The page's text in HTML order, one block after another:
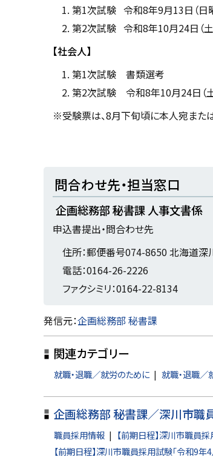
第1次試験 令和8年9月13日（
第2次試験 令和8年10月24日（
【社会人】
第1次試験 書類選考
第2次試験 令和8年10月24日（
※受験票は、8月下旬頃に本人宛また
ト
ッ
プ
に
問合わせ先・担当窓口
企画総務部 秘書課 人事文書係
申込書提出・問合わせ先
住所：郵便番号074-8650 北海道
電話：0164-26-2226
ファクシミリ：0164-22-8134
ト
ッ
プ
に
る
発信元：企画総務部 秘書課
関連カテゴリー
就職・退職／就労のために 就職・退職／
企画総務部 秘書課／深川市職
職員採用情報
【前期日程】深川市職員
【前期日程】深川市職員採用試験「令和9年4